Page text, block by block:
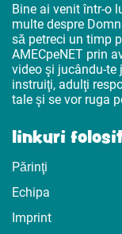
Bine ai venit într-o
multe despre
să petreci un timp
AMECpeNET prin
video şi jucându-
instruiţi, adulţi
tale şi se vor ruga
linkuri
Părinţi
Echipa
Imprint